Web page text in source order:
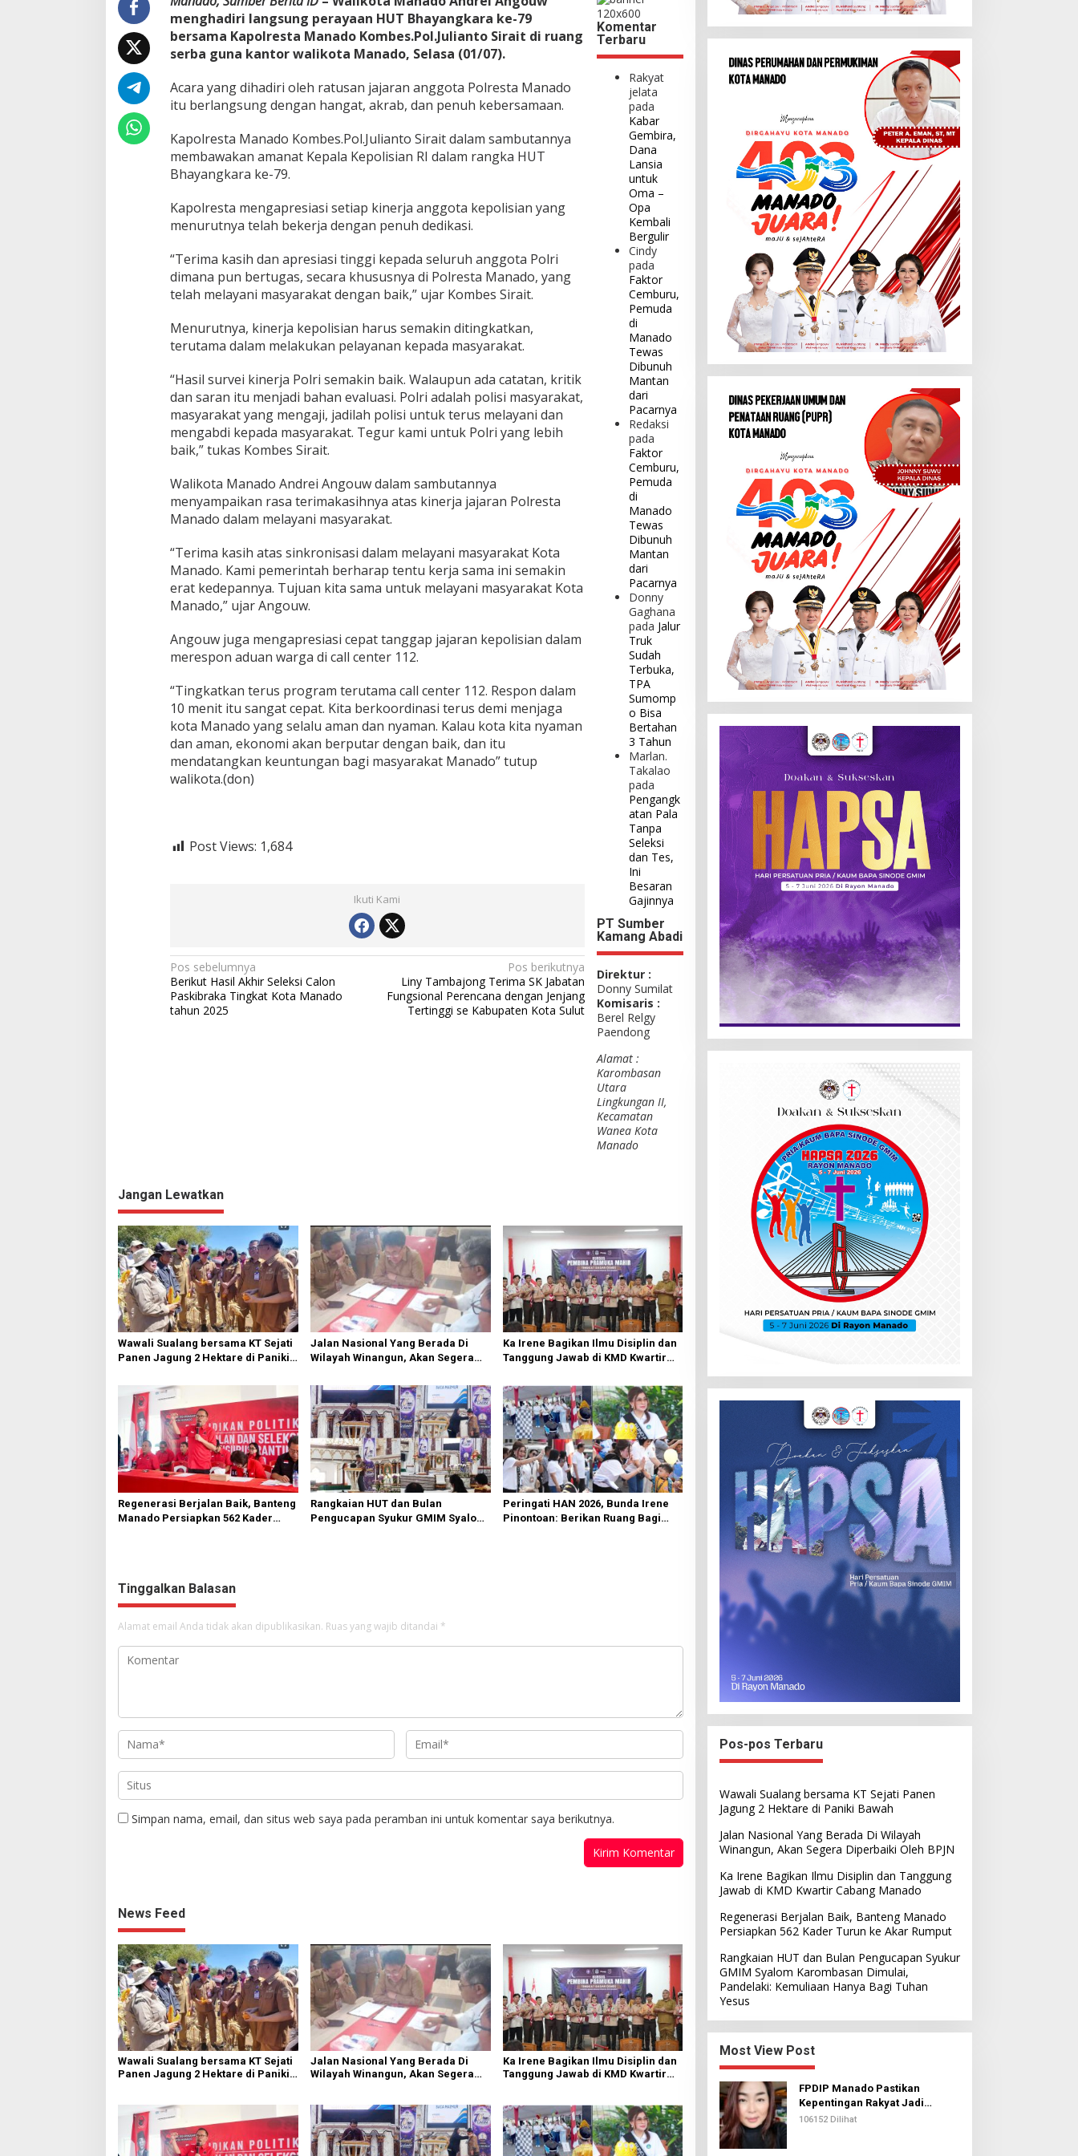
e
s
t
a
a
n
a
o
:
T
g
g
p
i
A
d
a
n
2
D
a
a
m
0
M
e
t
menghadiri langsung perayaan HUT Bhayangkara ke-79
bersama Kapolresta Manado Kombes.Pol.Julianto Sirait di ruang
serba guna kantor walikota Manado, Selasa (01/07).
Acara yang dihadiri oleh ratusan jajaran anggota Polresta Manado
itu berlangsung dengan hangat, akrab, dan penuh kebersamaan.
Kapolresta Manado Kombes.Pol.Julianto Sirait dalam sambutannya
membawakan amanat Kepala Kepolisian RI dalam rangka HUT
Bhayangkara ke-79.
Kapolresta mengapresiasi setiap kinerja anggota kepolisian yang
menurutnya telah bekerja dengan penuh dedikasi.
“Terima kasih dan apresiasi tinggi kepada seluruh anggota Polri
dimana pun bertugas, secara khususnya di Polresta Manado, yang
telah melayani masyarakat dengan baik,” ujar Kombes Sirait.
Menurutnya, kinerja kepolisian harus semakin ditingkatkan,
terutama dalam melakukan pelayanan kepada masyarakat.
“Hasil survei kinerja Polri semakin baik. Walaupun ada catatan, kritik
dan saran itu menjadi bahan evaluasi. Polri adalah polisi masyarakat,
masyarakat yang mengaji, jadilah polisi untuk terus melayani dan
mengabdi kepada masyarakat. Tegur kami untuk Polri yang lebih
baik,” tukas Kombes Sirait.
Walikota Manado Andrei Angouw dalam sambutannya
menyampaikan rasa terimakasihnya atas kinerja jajaran Polresta
Manado dalam melayani masyarakat.
“Terima kasih atas sinkronisasi dalam melayani masyarakat Kota
Manado. Kami pemerintah berharap tentu kerja sama ini semakin
erat kedepannya. Tujuan kita sama untuk melayani masyarakat Kota
Manado,” ujar Angouw.
Angouw juga mengapresiasi cepat tanggap jajaran kepolisian dalam
merespon aduan warga di call center 112.
“Tingkatkan terus program terutama call center 112. Respon dalam
10 menit itu sangat cepat. Kita berkoordinasi terus demi menjaga
kota Manado yang selalu aman dan nyaman. Kalau kota kita nyaman
dan aman, ekonomi akan berputar dengan baik, dan itu
mendatangkan keuntungan bagi masyarakat Manado” tutup
walikota.(don)
Post Views: 1,684
Ikuti Kami
N
a
v
s
Pos sebelumnya
Berikut Hasil Akhir Seleksi Calon
Paskibraka Tingkat Kota Manado
tahun 2025
Pos berikutnya
Liny Tambajong Terima SK Jabatan
Fungsional Perencana dengan Jenjang
Tertinggi se Kabupaten Kota Sulut
Komentar
Terbaru
Rakyat
jelata
pada
Kabar
Gembira,
Dana
Lansia
untuk
Oma –
Opa
Kembali
Bergulir
Cindy
pada
Faktor
Cemburu,
Pemuda
di
Manado
Tewas
Dibunuh
Mantan
dari
Pacarnya
Redaksi
pada
Faktor
Cemburu,
Pemuda
di
Manado
Tewas
Dibunuh
Mantan
dari
Pacarnya
Donny
Gaghana
pada Jalur
Truk
Sudah
Terbuka,
TPA
Sumomp
o Bisa
Bertahan
3 Tahun
Marlan.
Takalao
pada
Pengangk
atan Pala
Tanpa
Seleksi
dan Tes,
Ini
Besaran
Gajinnya
PT Sumber
Kamang Abadi
Direktur :
Donny Sumilat
Komisaris :
Berel Relgy
Paendong
Alamat :
Karombasan
Utara
Lingkungan II,
Kecamatan
Wanea Kota
Manado
Jangan Lewatkan
Wawali Sualang bersama KT Sejati
Panen Jagung 2 Hektare di Paniki
Jalan Nasional Yang Berada Di
Wilayah Winangun, Akan Segera
Ka Irene Bagikan Ilmu Disiplin dan
Tanggung Jawab di KMD Kwartir
Regenerasi Berjalan Baik, Banteng
Manado Persiapkan 562 Kader
Rangkaian HUT dan Bulan
Pengucapan Syukur GMIM Syalom
Peringati HAN 2026, Bunda Irene
Pinontoan: Berikan Ruang Bagi
Tinggalkan Balasan
Alamat email Anda tidak akan dipublikasikan. Ruas yang wajib ditandai *
Simpan nama, email, dan situs web saya pada peramban ini untuk komentar saya berikutnya.
News Feed
Wawali Sualang bersama KT Sejati
Panen Jagung 2 Hektare di Paniki
Jalan Nasional Yang Berada Di
Wilayah Winangun, Akan Segera
Ka Irene Bagikan Ilmu Disiplin dan
Tanggung Jawab di KMD Kwartir
Pos-pos Terbaru
Wawali Sualang bersama KT Sejati Panen
Jagung 2 Hektare di Paniki Bawah
Jalan Nasional Yang Berada Di Wilayah
Winangun, Akan Segera Diperbaiki Oleh BPJN
Ka Irene Bagikan Ilmu Disiplin dan Tanggung
Jawab di KMD Kwartir Cabang Manado
Regenerasi Berjalan Baik, Banteng Manado
Persiapkan 562 Kader Turun ke Akar Rumput
Rangkaian HUT dan Bulan Pengucapan Syukur
GMIM Syalom Karombasan Dimulai,
Pandelaki: Kemuliaan Hanya Bagi Tuhan
Yesus
Most View Post
FPDIP Manado Pastikan
Kepentingan Rakyat Jadi
Prioritas Dalam Perjuangan
106152 Dilihat